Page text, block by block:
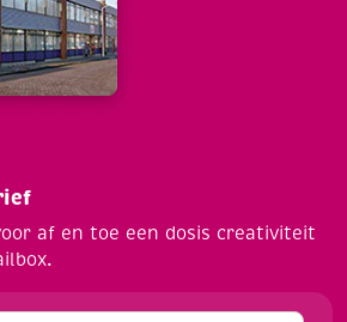
af en toe een dosis creativiteit